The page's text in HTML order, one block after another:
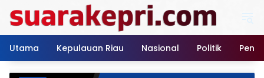
konten
Utama
Kepulauan Riau Nasional Politik